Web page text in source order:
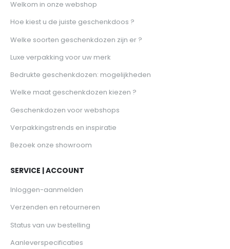
Welkom in onze webshop
Hoe kiest u de juiste geschenkdoos ?
Welke soorten geschenkdozen zijn er ?
Luxe verpakking voor uw merk
Bedrukte geschenkdozen: mogelijkheden
Welke maat geschenkdozen kiezen ?
Geschenkdozen voor webshops
Verpakkingstrends en inspiratie
Bezoek onze showroom
SERVICE | ACCOUNT
Inloggen-aanmelden
Verzenden en retourneren
Status van uw bestelling
Aanleverspecificaties